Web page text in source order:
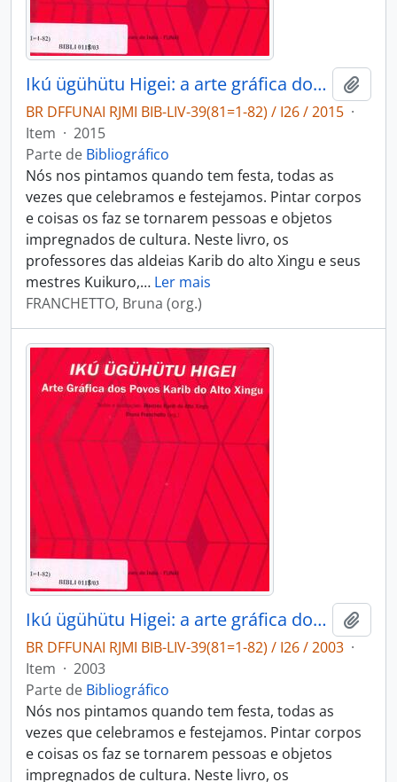
Ikú ügühütu Higei: a arte gráfica dos povos Karib do Alto Xingu.
BR DFFUNAI RJMI BIB-LIV-39(81=1-82) / I26 / 2015 ·
Item · 2015
Parte de Bibliográfico
Nós nos pintamos quando tem festa, todas as
vezes que celebramos e festejamos. Pintar corpos
e coisas os faz se tornarem pessoas e objetos
impregnados de cultura. Neste livro, os
professores das aldeias Karib do alto Xingu e seus
mestres Kuikuro,… Ler mais
FRANCHETTO, Bruna (org.)
Ikú ügühütu Higei: a arte gráfica dos povos Karib do Alto Xingu.
BR DFFUNAI RJMI BIB-LIV-39(81=1-82) / I26 / 2003 ·
Item · 2003
Parte de Bibliográfico
Nós nos pintamos quando tem festa, todas as
vezes que celebramos e festejamos. Pintar corpos
e coisas os faz se tornarem pessoas e objetos
impregnados de cultura. Neste livro, os